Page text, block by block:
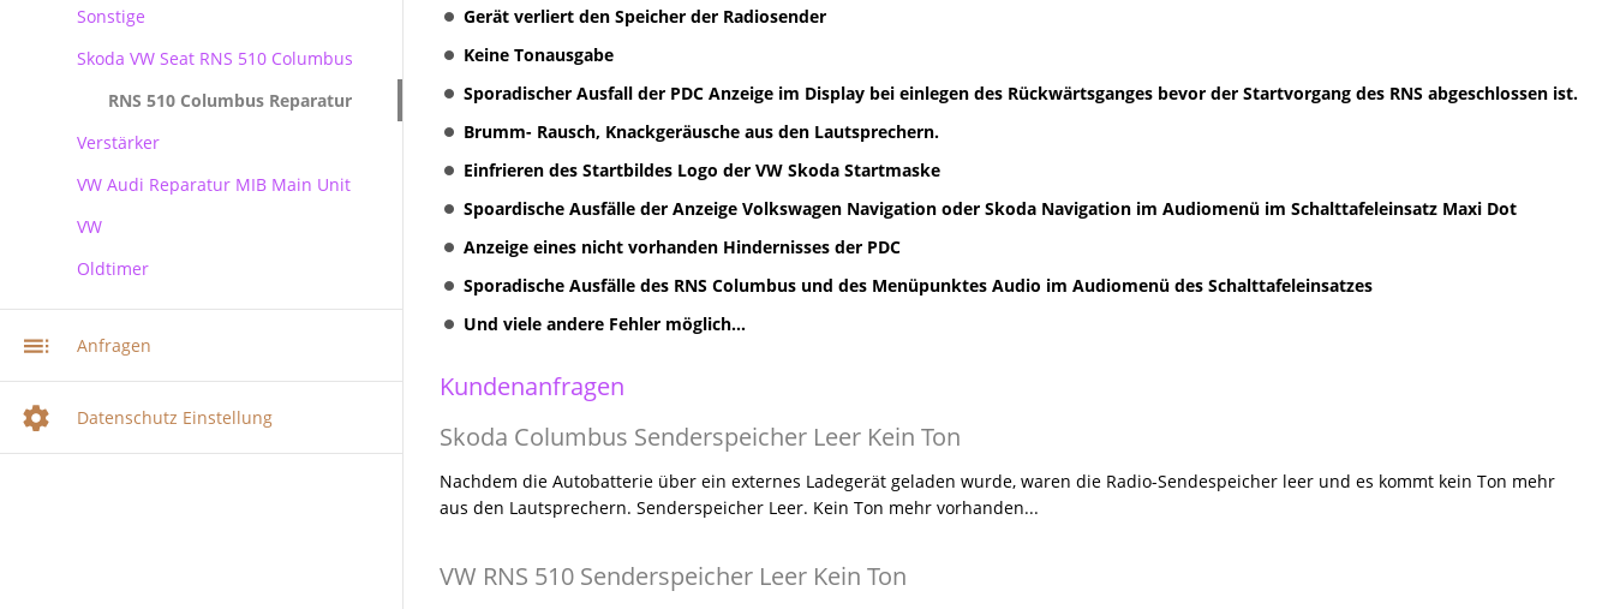
Skoda
Sonstige
Skoda VW Seat RNS 510 Columbus
RNS 510 Columbus Reparatur
Verstärker
VW Audi Reparatur MIB Main Unit
VW
VW Audi Skoda MIB Infotainment
Multimediasystem RNS 510
Oldtimer
Anfragen
Datenschutz Einstellung
Gerät verliert den Speicher der Radiosender
Keine Tonausgabe
Sporadischer Ausfall der PDC Anzeige im Display bei einlegen des Rückwärtsganges bevor der Startvorgang des RNS abgeschlossen ist.
Brumm- Rausch, Knackgeräusche aus den Lautsprechern.
Einfrieren des Startbildes Logo der VW Skoda Startmaske
Spoardische Ausfälle der Anzeige Volkswagen Navigation oder Skoda Navigation im Audiomenü im Schalttafeleinsatz Maxi Dot
Anzeige eines nicht vorhanden Hindernisses der PDC
Sporadische Ausfälle des RNS Columbus und des Menüpunktes Audio im Audiomenü des Schalttafeleinsatzes
Und viele andere Fehler möglich...
Kundenanfragen
Skoda Columbus Senderspeicher Leer Kein Ton
Nachdem die Autobatterie über ein externes Ladegerät geladen wurde, waren die Radio-Sendespeicher leer und es kommt kein Ton mehr
aus den Lautsprechern. Senderspeicher Leer. Kein Ton mehr vorhanden...
VW RNS 510 Senderspeicher Leer Kein Ton